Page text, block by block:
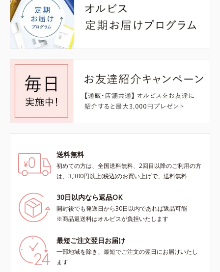
送料無料
初めての方は、全国送料無料、2回目以降のご利用の方
は、3,300円以上(税込)のお買い上げで、送料無料
30日以内なら返品OK
開封後でも発送日から30日以内であれば返品可能
※商品返送料はオルビスが負担いたします
最短ご注文翌日お届け
一部地域を除き、最短でご注文の翌日にお届けいたし
ます